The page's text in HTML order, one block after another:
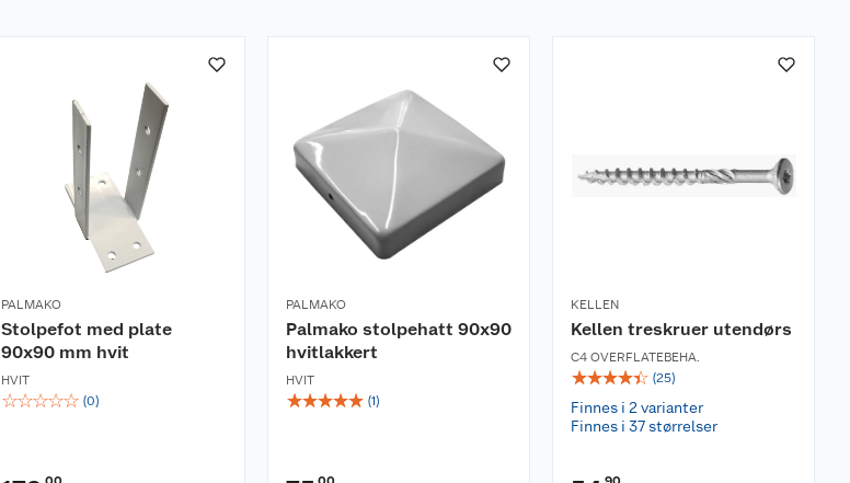
PALMAKO
Stolpefot med plate
90x90 mm hvit
HVIT
☆☆☆☆☆ (0)
PALMAKO
Palmako stolpehatt 90x90
hvitlakkert
HVIT
☆☆☆☆☆ (1)
KELLEN
Kellen treskruer utendørs
C4 OVERFLATEBEHA.
☆☆☆☆☆ (25)
Finnes i 2 varianter
Finnes i 37 størrelser